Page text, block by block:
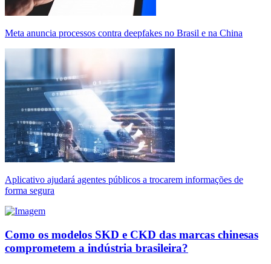
Meta anuncia processos contra deepfakes no Brasil e na China
Aplicativo ajudará agentes públicos a trocarem informações de
forma segura
Como os modelos SKD e CKD das marcas chinesas
comprometem a indústria brasileira?